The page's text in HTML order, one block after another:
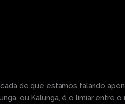
de que estamos falando
ou Kalunga, é o limiar entre